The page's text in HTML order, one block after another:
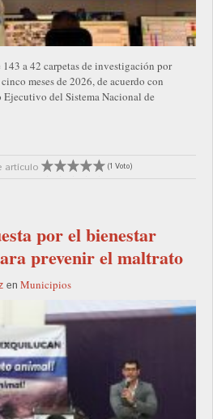
a 42 carpetas de investigación por
meses de 2026, de acuerdo con
del Sistema Nacional de
artículo (1 Voto)
por el bienestar
prevenir el maltrato
en Municipios